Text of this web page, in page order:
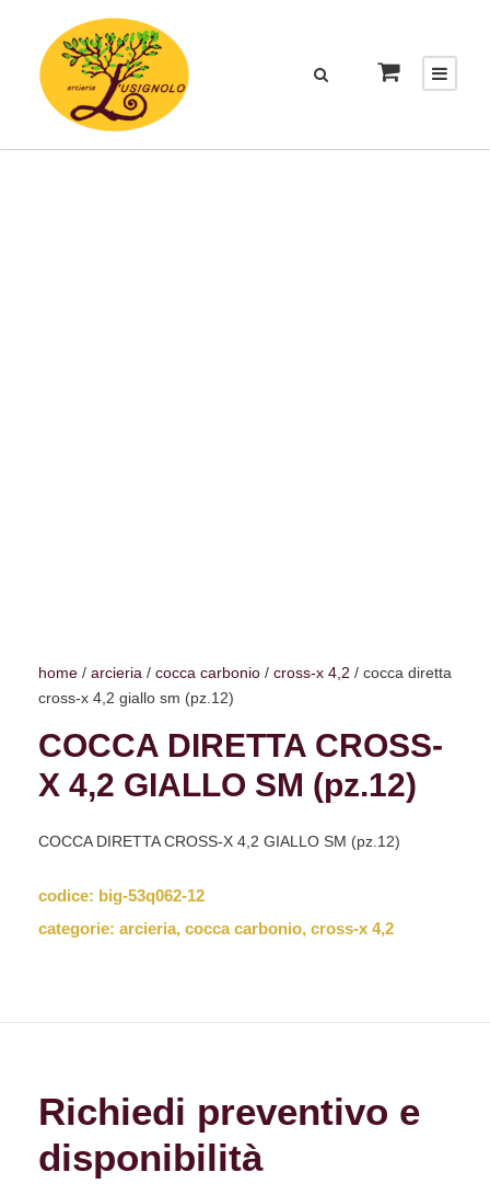
home / arcieria / cocca carbonio / cross-x 4,2 / cocca diretta
cross-x 4,2 giallo sm (pz.12)
COCCA DIRETTA CROSS-
X 4,2 GIALLO SM (pz.12)
COCCA DIRETTA CROSS-X 4,2 GIALLO SM (pz.12)
codice: big-53q062-12
categorie: arcieria, cocca carbonio, cross-x 4,2
Richiedi preventivo e
disponibilità